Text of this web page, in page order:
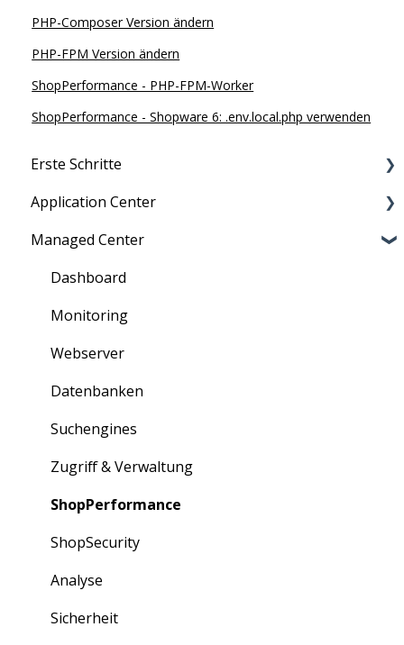
PHP-Composer Version ändern
PHP-FPM Version ändern
ShopPerformance - PHP-FPM-Worker
ShopPerformance - Shopware 6: .env.local.php verwenden
Erste Schritte
Migration zu maxcluster
Nutzerverwaltung
Zugriff
Information für Neukunden
Application Center
Persönliche Daten
Übersicht über Kunden, Cluster und mehr
Verträge: Bestellung und Kündigung
Rechnungen
Bestellungen
Erweiterungen
Partner-Portal
Managed Center
Dashboard
Monitoring
Webserver
Datenbanken
Suchengines
Zugriff & Verwaltung
ShopPerformance
ShopSecurity
Analyse
Sicherheit